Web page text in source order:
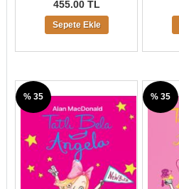
455.00 TL
Sepete Ekle
% 35 % 35